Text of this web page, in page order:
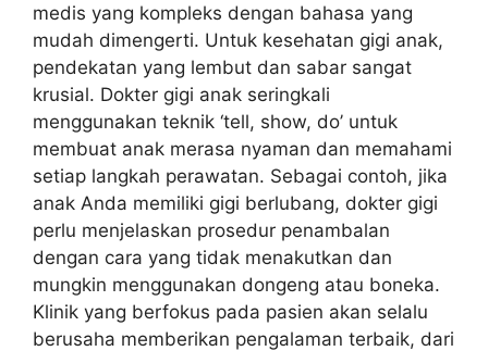
medis yang kompleks dengan bahasa yang
mudah dimengerti. Untuk kesehatan gigi anak,
pendekatan yang lembut dan sabar sangat
krusial. Dokter gigi anak seringkali
menggunakan teknik ‘tell, show, do’ untuk
membuat anak merasa nyaman dan memahami
setiap langkah perawatan. Sebagai contoh, jika
anak Anda memiliki gigi berlubang, dokter gigi
perlu menjelaskan prosedur penambalan
dengan cara yang tidak menakutkan dan
mungkin menggunakan dongeng atau boneka.
Klinik yang berfokus pada pasien akan selalu
berusaha memberikan pengalaman terbaik, dari